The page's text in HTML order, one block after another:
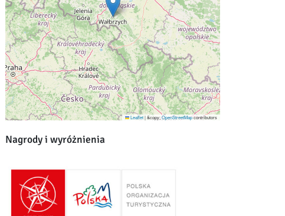
Leaflet |&copy;OpenStreetMapcontributors
Nagrody i wyróżnienia